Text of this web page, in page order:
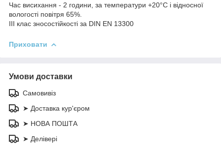
Час висихання - 2 години, за температури +20°C і відносної
вологості повітря 65%.
III клас зносостійкості за DIN EN 13300
Приховати
Умови доставки
Самовивіз
➤ Доставка кур'єром
➤ НОВА ПОШТА
➤ Делівері